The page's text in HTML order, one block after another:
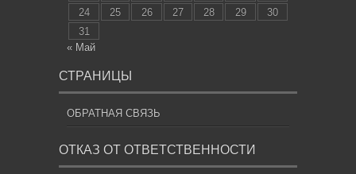
24
25 26 27 28 29
30
31
« Май
СТРАНИЦЫ
ОБРАТНАЯ СВЯЗЬ
ОТКАЗ ОТ ОТВЕТСТВЕННОСТИ